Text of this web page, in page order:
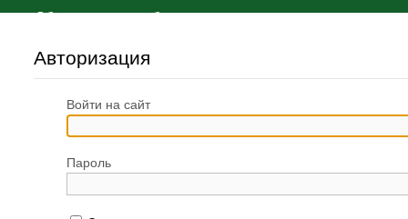
Общественные наблюдения
Авторизация
Войти на сайт
Пароль